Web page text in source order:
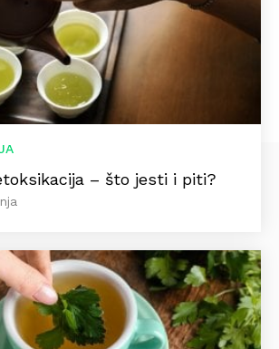
– što jesti i piti?